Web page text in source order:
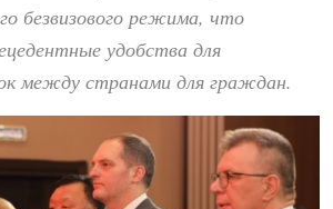
безвизового режима, что
удобства для
между странами для граждан.